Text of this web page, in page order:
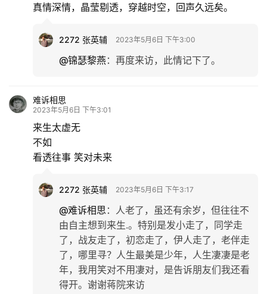
真情深情，晶莹剔透，穿越时空，回声久远矣。
2272 张英辅 2023年5月6日 下午3:00
@锦瑟黎燕： 再度来访，此情记下了。
难诉相思
2023年5月6日 下午3:01
来生太虚无
不如
看透往事 笑对未来
2272 张英辅 2023年5月6日 下午3:17
@难诉相思 ： 人老了，虽还有余岁，但往往不
由自主想到来生.。特别是发小走了，同学走
了，战友走了，初恋走了，伊人走了，老伴走
了，哪里寻？人生最美是少年，人生凄凄是老
年，我用笑对不用凄对，是告诉朋友们我还看
得开。谢谢蒋院来访